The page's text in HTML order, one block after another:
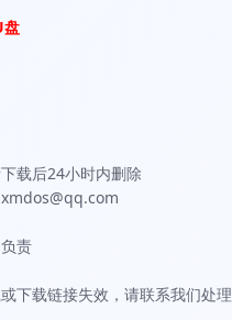
盘
载后24小时内删除
责
下载链接失效，请联系我们处理